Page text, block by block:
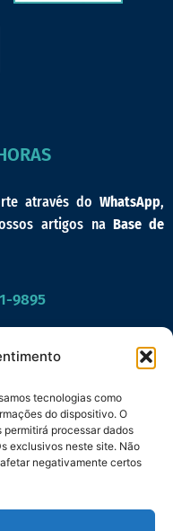
tecnologias como
do dispositivo. O
processar dados
exclusivos neste site. Não
negativamente certos
através do WhatsApp,
artigos naBase de
9895